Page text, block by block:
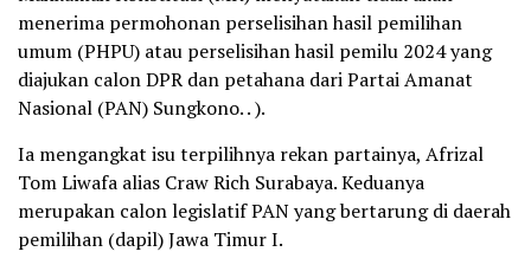
menerima permohonan perselisihan hasil pemilihan
umum (PHPU) atau perselisihan hasil pemilu 2024 yang
diajukan calon DPR dan petahana dari Partai Amanat
Nasional (PAN) Sungkono. . ).
Ia mengangkat isu terpilihnya rekan partainya, Afrizal
Tom Liwafa alias Craw Rich Surabaya. Keduanya
merupakan calon legislatif PAN yang bertarung di daerah
pemilihan (dapil) Jawa Timur I.